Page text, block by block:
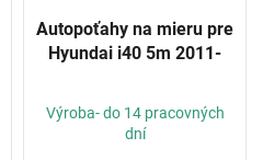
Autopoťahy na mieru pre
Hyundai i40 5m 2011-
Výroba- do 14 pracovných
dní